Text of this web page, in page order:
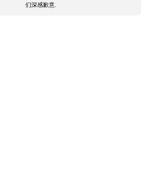
们深感歉意.